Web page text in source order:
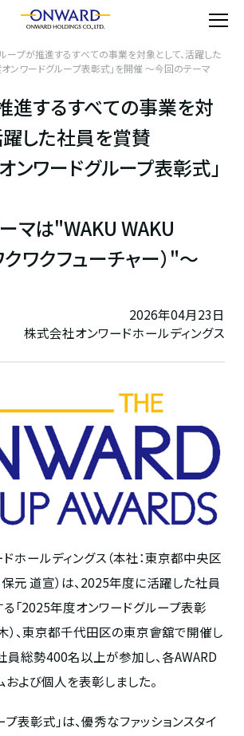
ープが推進するすべての事業を対象として、活躍した
ンワードグループ表彰式」を開催 ～今回のテーマ
進するすべての事業を対
躍した社員を賞賛
ンワードグループ表彰式」
マは"WAKU WAKU
クワクフューチャー）"～
2026年04月23日
株式会社オンワードホールディングス
ホールディングス（本社：東京都中央区
元 道宣）は、 2025年度に活躍した社員
「2025年度オンワードグループ表彰
）、東京都千代田区の東京會舘で開催し
員総勢400名以上が参加し、各AWARD
よび個人を表彰しました。
プ表彰式」は、優秀なファッションスタイ